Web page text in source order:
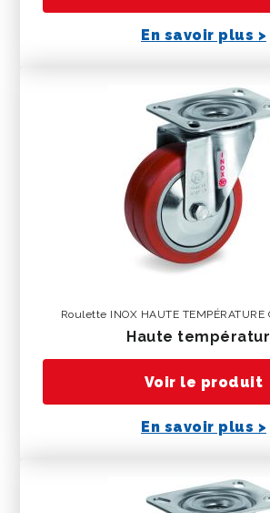
En savoir plus >
Roulette INOX HAUTE TEMPÉRATURE
haute
Voir le produit
En savoir plus >